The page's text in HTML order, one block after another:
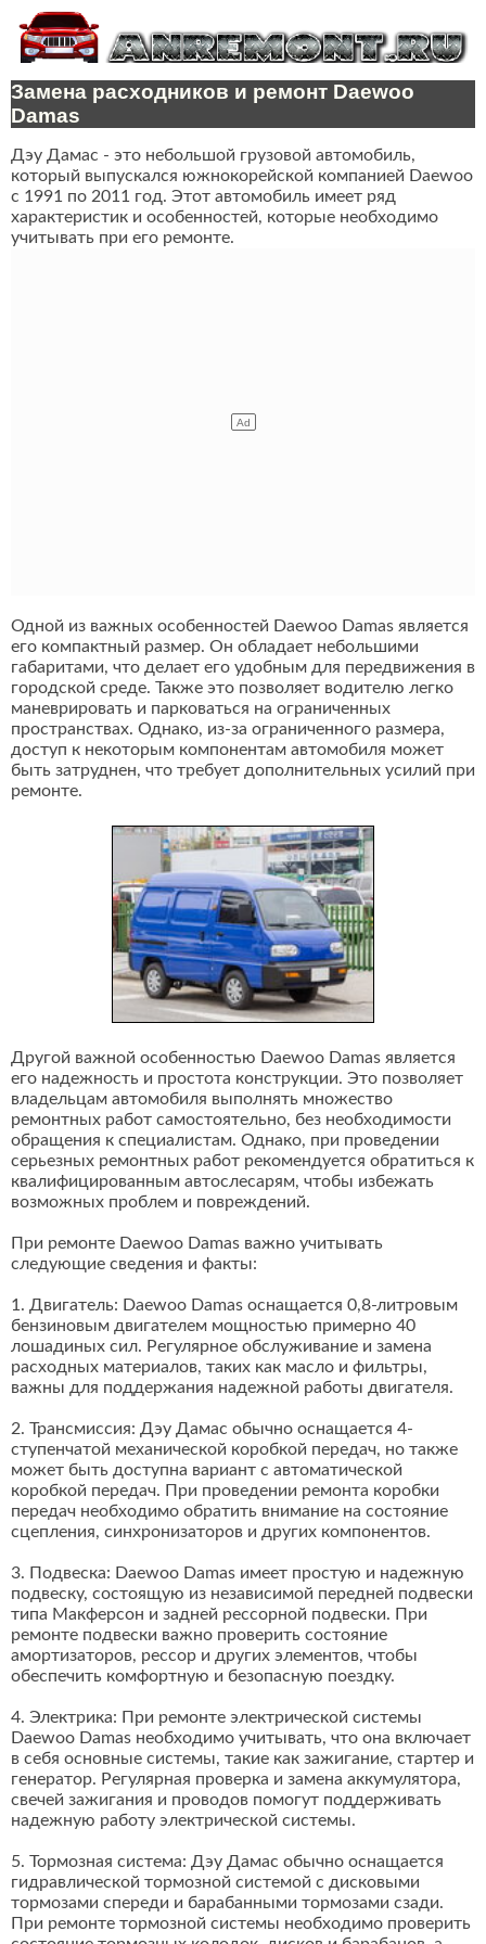
Замена расходников и ремонт Daewoo
Damas
Дэу Дамас - это небольшой грузовой автомобиль,
который выпускался южнокорейской компанией Daewoo
с 1991 по 2011 год. Этот автомобиль имеет ряд
характеристик и особенностей, которые необходимо
учитывать при его ремонте.
Одной из важных особенностей Daewoo Damas является
его компактный размер. Он обладает небольшими
габаритами, что делает его удобным для передвижения в
городской среде. Также это позволяет водителю легко
маневрировать и парковаться на ограниченных
пространствах. Однако, из-за ограниченного размера,
доступ к некоторым компонентам автомобиля может
быть затруднен, что требует дополнительных усилий при
ремонте.
Другой важной особенностью Daewoo Damas является
его надежность и простота конструкции. Это позволяет
владельцам автомобиля выполнять множество
ремонтных работ самостоятельно, без необходимости
обращения к специалистам. Однако, при проведении
серьезных ремонтных работ рекомендуется обратиться к
квалифицированным автослесарям, чтобы избежать
возможных проблем и повреждений.
При ремонте Daewoo Damas важно учитывать
следующие сведения и факты:
1. Двигатель: Daewoo Damas оснащается 0,8-литровым
бензиновым двигателем мощностью примерно 40
лошадиных сил. Регулярное обслуживание и замена
расходных материалов, таких как масло и фильтры,
важны для поддержания надежной работы двигателя.
2. Трансмиссия: Дэу Дамас обычно оснащается 4-
ступенчатой механической коробкой передач, но также
может быть доступна вариант с автоматической
коробкой передач. При проведении ремонта коробки
передач необходимо обратить внимание на состояние
сцепления, синхронизаторов и других компонентов.
3. Подвеска: Daewoo Damas имеет простую и надежную
подвеску, состоящую из независимой передней подвески
типа Макферсон и задней рессорной подвески. При
ремонте подвески важно проверить состояние
амортизаторов, рессор и других элементов, чтобы
обеспечить комфортную и безопасную поездку.
4. Электрика: При ремонте электрической системы
Daewoo Damas необходимо учитывать, что она включает
в себя основные системы, такие как зажигание, стартер и
генератор. Регулярная проверка и замена аккумулятора,
свечей зажигания и проводов помогут поддерживать
надежную работу электрической системы.
5. Тормозная система: Дэу Дамас обычно оснащается
гидравлической тормозной системой с дисковыми
тормозами спереди и барабанными тормозами сзади.
При ремонте тормозной системы необходимо проверить